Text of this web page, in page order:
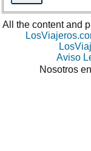
All the content and
Aviso
Nosotros